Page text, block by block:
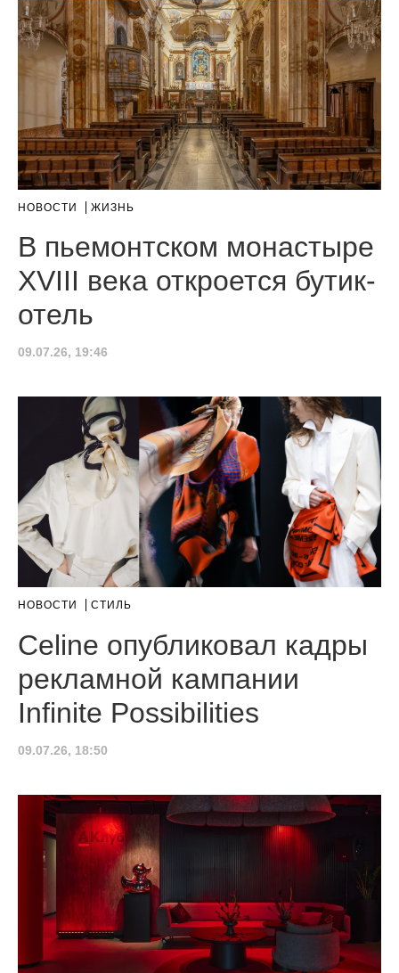
НОВОСТИ ЖИЗНЬ
В пьемонтском монастыре
XVIII века откроется бутик-
отель
09.07.26, 19:46
НОВОСТИ СТИЛЬ
Celine опубликовал кадры
рекламной кампании
Infinite Possibilities
09.07.26, 18:50